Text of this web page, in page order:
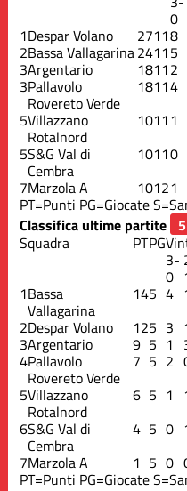
0
1Despar Volano 27118
2Bassa Vallagarina24115
3Argentario 18112
3Pallavolo
Rovereto Verde
18114
5Villazzano
Rotalnord
1011 1
5S&G Val di
Cembra
10110
7Marzola A 10121
PT=Punti PG=Giocate
Classifica ultime partite
Squadra
PTPG
3-
0
1Bassa
Vallagarina
145 4
2Despar Volano 125 3
3Argentario 9 5 1
4Pallavolo
Rovereto Verde
7 5 2
5Villazzano
Rotalnord
6 5 1
6S&G Val di
Cembra
4 5 0
7Marzola A 1 5 0
PT=Punti PG=Giocate